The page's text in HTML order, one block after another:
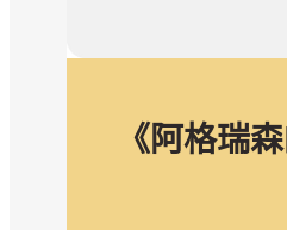
《阿格瑞